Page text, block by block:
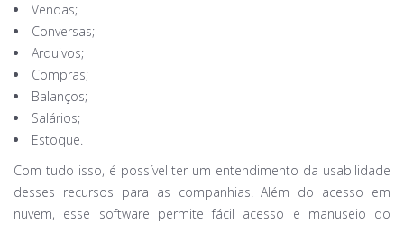
Vendas;
Conversas;
Arquivos;
Compras;
Balanços;
Salários;
Estoque.
Com tudo isso, é possível ter um entendimento da usabilidade
desses recursos para as companhias. Além do acesso em
nuvem, esse software permite fácil acesso e manuseio do